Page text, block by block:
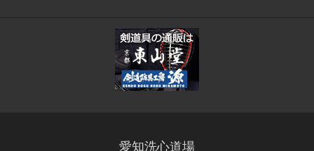
愛知洗心道場